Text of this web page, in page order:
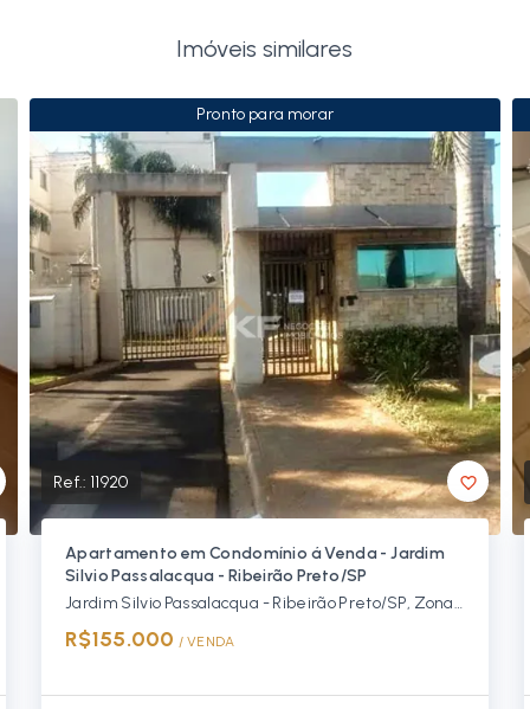
Imóveis similares
Pronto para morar
Ref.: 11920
Apartamento em Condomínio á Venda - Jardim
Silvio Passalacqua - Ribeirão Preto/SP
Jardim Silvio Passalacqua - Ribeirão Preto/SP, Zona Norte
R$155.000 / VENDA